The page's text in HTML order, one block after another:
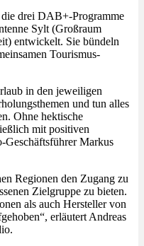
die drei DAB+-Programme
Sylt (Großraum
entwickelt. Sie bündeln
Tourismus-
in den jeweiligen
und tun alles
Ohne hektische
mit positiven
Geschäftsführer Markus
Regionen den Zugang zu
Zielgruppe zu bieten.
als auch Hersteller von
erläutert Andreas